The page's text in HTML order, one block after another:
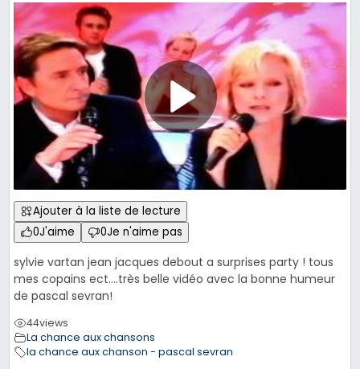
Ajouter à la liste de lecture
0J'aime 0Je n'aime pas
sylvie vartan jean jacques debout a surprises party ! tous
mes copains ect….très belle vidéo avec la bonne humeur
de pascal sevran!
44views
La chance aux chansons
la chance aux chanson - pascal sevran